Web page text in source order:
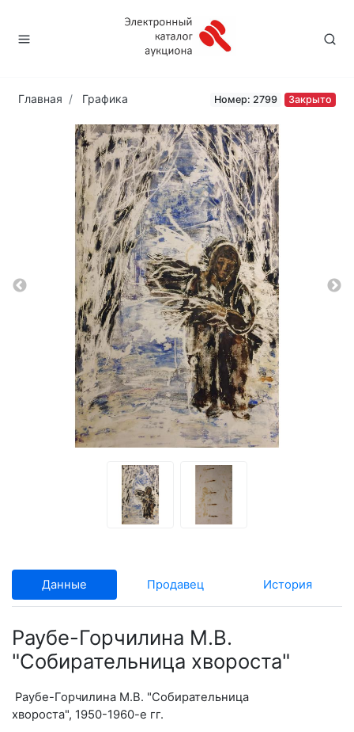
Главная Графика Номер: 2799 Закрыто
Данные Продавец История
Раубе-Горчилина М.В.
"Собирательница хвороста"
Раубе-Горчилина М.В. "Собирательница
хвороста", 1950-1960-е гг.